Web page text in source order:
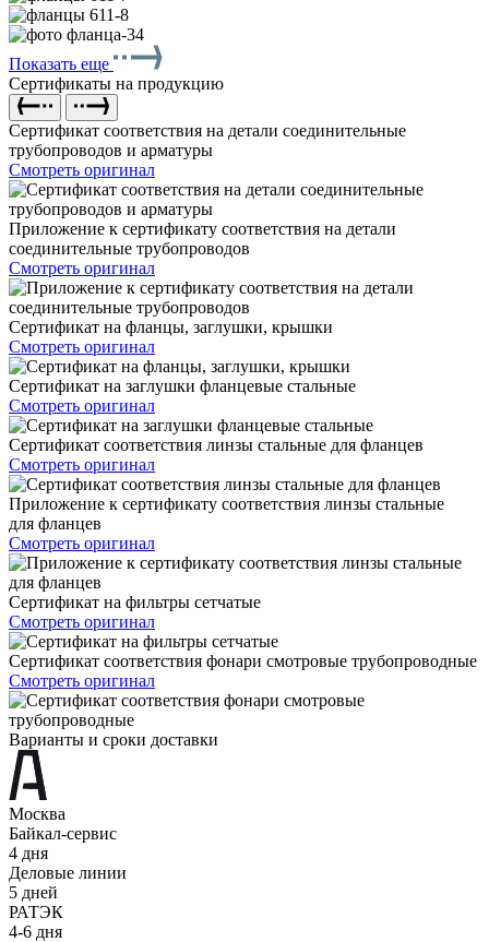
Показать еще
Сертификаты на продукцию
Сертификат соответствия на детали соединительные
трубопроводов и арматуры
Смотреть оригинал
Приложение к сертификату соответствия на детали
соединительные трубопроводов
Смотреть оригинал
Сертификат на фланцы, заглушки, крышки
Смотреть оригинал
Сертификат на заглушки фланцевые стальные
Смотреть оригинал
Сертификат соответствия линзы стальные для фланцев
Смотреть оригинал
Приложение к сертификату соответствия линзы стальные
для фланцев
Смотреть оригинал
Сертификат на фильтры сетчатые
Смотреть оригинал
Сертификат соответствия фонари смотровые трубопроводные
Смотреть оригинал
Варианты и сроки доставки
Москва
Байкал-сервис
4 дня
Деловые линии
5 дней
РАТЭК
4-6 дня